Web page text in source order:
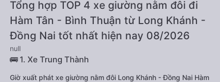
Tổng hợp TOP 4 xe giường nằm đôi đi
Hàm Tân - Bình Thuận từ Long Khánh -
Đồng Nai tốt nhất hiện nay 08/2026
null
🚌 1. Xe Trung Thành
Giờ xuất phát xe giường nằm đôi Long Khánh - Đồng Nai Hàm